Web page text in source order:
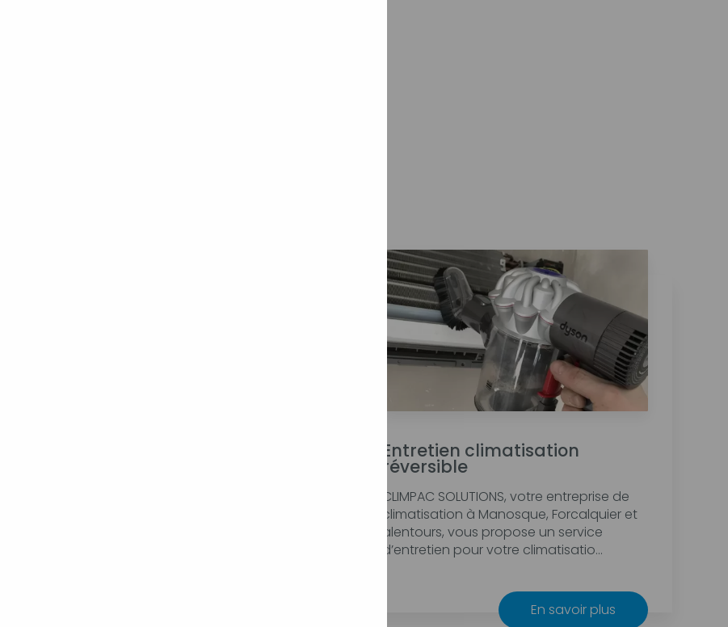
Entretien climatisation
réversible
CLIMPAC SOLUTIONS, votre entreprise de
climatisation à Manosque, Forcalquier et
alentours, vous propose un service
d’entretien pour votre climatisatio...
En savoir plus